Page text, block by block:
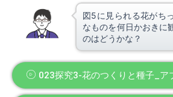
図5に見られる花がち
なものを何日かおきに
のはどうかな？
023探究3-花のつくりと種子_ア